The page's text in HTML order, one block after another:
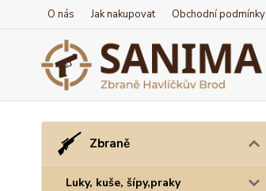
O nás Jak nakupovat Obchodní podmínky
Zbraně
Luky, kuše, šípy,praky